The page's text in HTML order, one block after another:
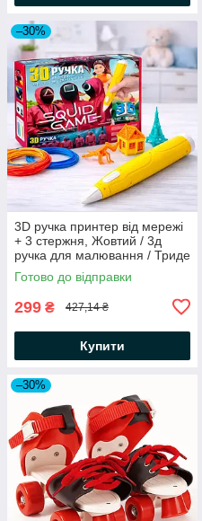
–30%
3D ручка принтер від мережі
+ 3 стержня, Жовтий / 3д
ручка для малювання / Триде
ручка дитяча
Готово до відправки
299 ₴ 427,14 ₴
Купити
–30%